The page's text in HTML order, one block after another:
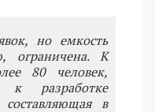
но емкость
ограничена. К
80 человек,
к разработке
в